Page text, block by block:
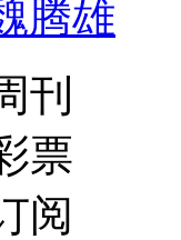
腾雄
刊
票
阅